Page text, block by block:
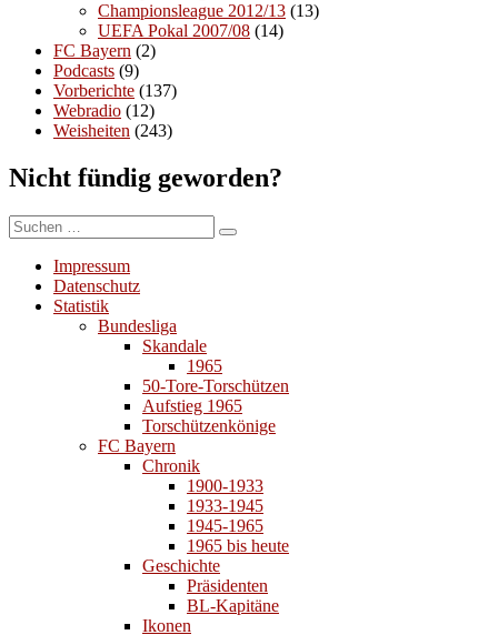
Championsleague 2012/13 (13)
UEFA Pokal 2007/08 (14)
FC Bayern (2)
Podcasts (9)
Vorberichte (137)
Webradio (12)
Weisheiten (243)
Nicht fündig geworden?
Suchen
nach:
Suchen
Impressum
Datenschutz
Statistik
Bundesliga
Skandale
1965
50-Tore-Torschützen
Aufstieg 1965
Torschützenkönige
FC Bayern
Chronik
1900-1933
1933-1945
1945-1965
1965 bis heute
Geschichte
Präsidenten
BL-Kapitäne
Ikonen